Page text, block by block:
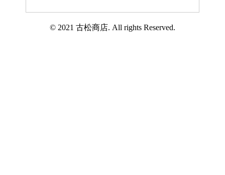
© 2021 古松商店. All rights Reserved.